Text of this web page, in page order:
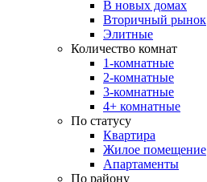
В новых домах
Вторичный рынок
Элитные
Количество комнат
1-комнатные
2-комнатные
3-комнатные
4+ комнатные
По статусу
Квартира
Жилое помещение
Апартаменты
По району